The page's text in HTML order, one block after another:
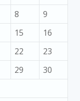
8
9
15
16
22
23
29
30